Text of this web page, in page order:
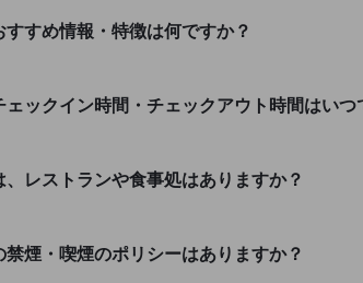
すめ情報・特徴は何ですか？
ックイン時間・チェックアウト時間はいつ
レストランや食事処はありますか？
煙・喫煙のポリシーはありますか？